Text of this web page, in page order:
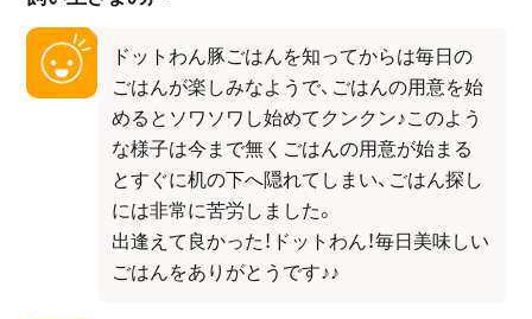
ドットわん豚ごはんを知ってからは毎日の
ごはんが楽しみなようで、ごはんの用意を始
めるとソワソワし始めてクンクン♪このよう
な様子は今まで無くごはんの用意が始まる
とすぐに机の下へ隠れてしまい、ごはん探し
には非常に苦労しました。
出逢えて良かった！ドットわん！毎日美味しい
ごはんをありがとうです♪♪